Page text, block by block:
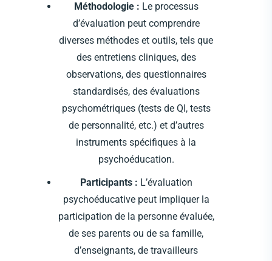
Méthodologie : Le processus
d’évaluation peut comprendre
diverses méthodes et outils, tels que
des entretiens cliniques, des
observations, des questionnaires
standardisés, des évaluations
psychométriques (tests de QI, tests
de personnalité, etc.) et d’autres
instruments spécifiques à la
psychoéducation.
Participants : L’évaluation
psychoéducative peut impliquer la
participation de la personne évaluée,
de ses parents ou de sa famille,
d’enseignants, de travailleurs